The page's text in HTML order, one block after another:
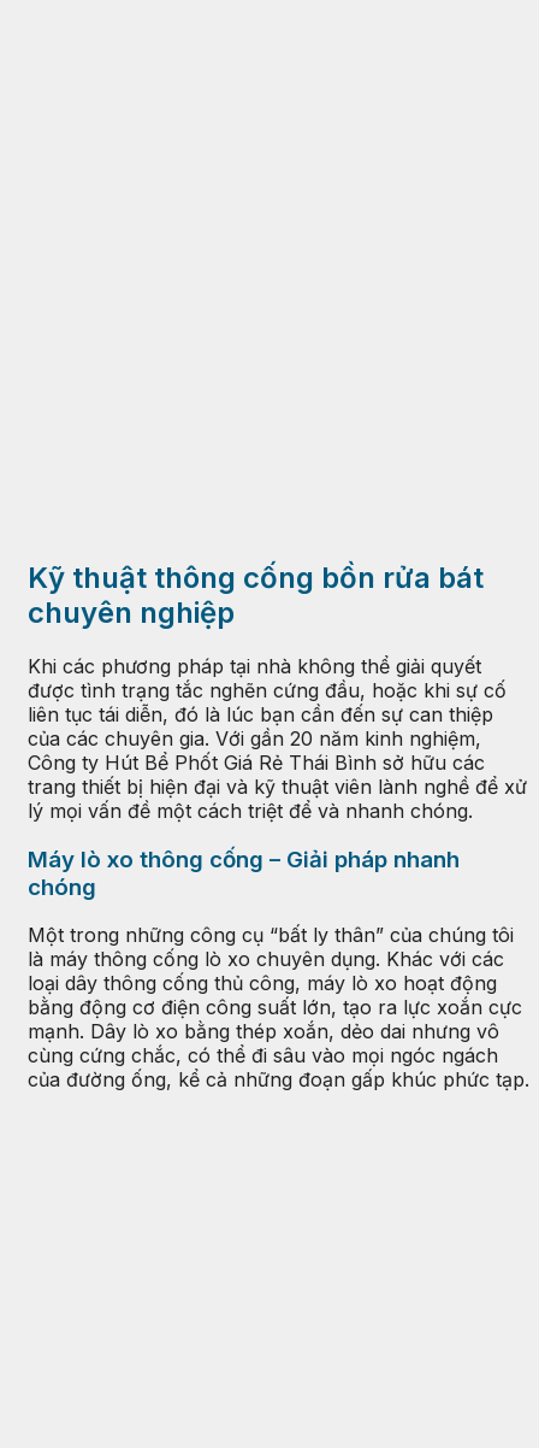
Kỹ thuật thông cống bồn rửa bát
chuyên nghiệp
Khi các phương pháp tại nhà không thể giải quyết
được tình trạng tắc nghẽn cứng đầu, hoặc khi sự cố
liên tục tái diễn, đó là lúc bạn cần đến sự can thiệp
của các chuyên gia. Với gần 20 năm kinh nghiệm,
Công ty Hút Bể Phốt Giá Rẻ Thái Bình sở hữu các
trang thiết bị hiện đại và kỹ thuật viên lành nghề để xử
lý mọi vấn đề một cách triệt để và nhanh chóng.
Máy lò xo thông cống – Giải pháp nhanh
chóng
Một trong những công cụ “bất ly thân” của chúng tôi
là máy thông cống lò xo chuyên dụng. Khác với các
loại dây thông cống thủ công, máy lò xo hoạt động
bằng động cơ điện công suất lớn, tạo ra lực xoắn cực
mạnh. Dây lò xo bằng thép xoắn, dẻo dai nhưng vô
cùng cứng chắc, có thể đi sâu vào mọi ngóc ngách
của đường ống, kể cả những đoạn gấp khúc phức tạp.